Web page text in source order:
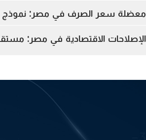
معضلة سعر الصرف في مصر: نموذج
الإصلاحات الاقتصادية في مصر: